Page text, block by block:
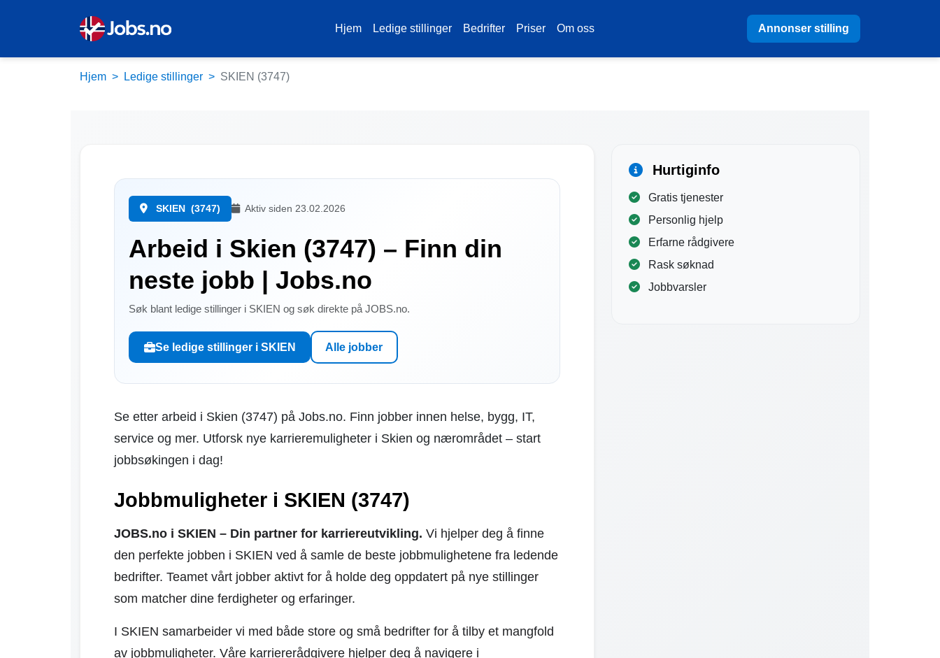
Hjem Ledige stillinger Bedrifter Priser Om oss Annonser stilling
Hjem Ledige stillinger SKIEN (3747)
SKIEN (3747) Aktiv siden 23.02.2026
Arbeid i Skien (3747) – Finn din
neste jobb | Jobs.no
Søk blant ledige stillinger i SKIEN og søk direkte på JOBS.no.
Se ledige stillinger i SKIEN Alle jobber
Se etter arbeid i Skien (3747) på Jobs.no. Finn jobber innen helse, bygg, IT,
service og mer. Utforsk nye karrieremuligheter i Skien og nærområdet – start
jobbsøkingen i dag!
Jobbmuligheter i SKIEN (3747)
JOBS.no i SKIEN – Din partner for karriereutvikling. Vi hjelper deg å finne
den perfekte jobben i SKIEN ved å samle de beste jobbmulighetene fra ledende
bedrifter. Teamet vårt jobber aktivt for å holde deg oppdatert på nye stillinger
som matcher dine ferdigheter og erfaringer.
I SKIEN samarbeider vi med både store og små bedrifter for å tilby et mangfold
av jobbmuligheter. Våre karriererådgivere hjelper deg å navigere i
Hurtiginfo
Gratis tjenester
Personlig hjelp
Erfarne rådgivere
Rask søknad
Jobbvarsler